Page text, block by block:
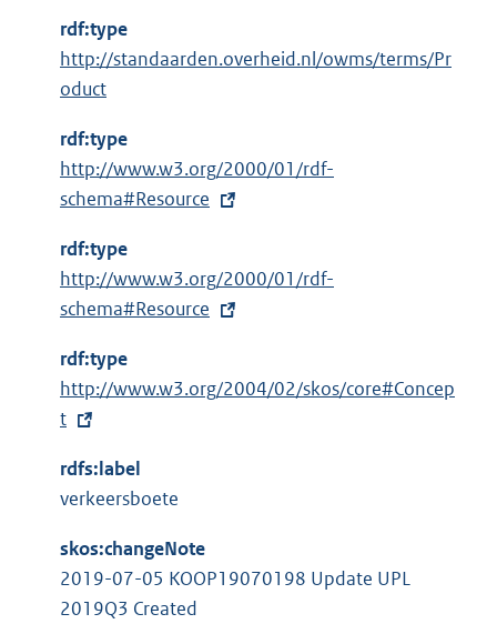
rdf:type
http://standaarden.overheid.nl/owms/terms/Pr
oduct
rdf:type
E
x
e
r
n
l
i
k
:
http://www.w3.org/2000/01/rdf-
schema#Resource
rdf:type
E
x
e
r
n
n
k
:
http://www.w3.org/2000/01/rdf-
schema#Resource
rdf:type
E
x
e
r
n
e
l
http://www.w3.org/2004/02/skos/core#Concep
t
rdfs:label
verkeersboete
skos:changeNote
2019-07-05 KOOP19070198 Update UPL
2019Q3 Created